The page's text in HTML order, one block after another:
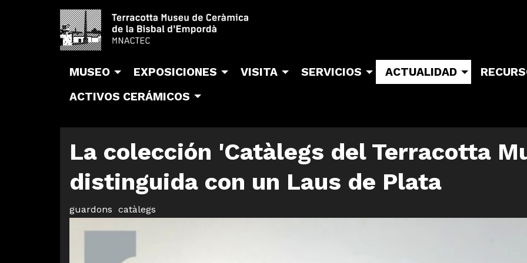
MUSEO EXPOSICIONES VISITA SERVICIOS ACTUALIDAD
ACTIVOS CERÁMICOS
La colección 'Catàlegs del Terracotta
distinguida con un Laus de Plata
guardons catàlegs